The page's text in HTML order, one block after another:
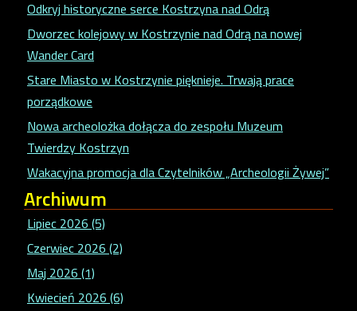
Odkryj historyczne serce Kostrzyna nad Odrą
Dworzec kolejowy w Kostrzynie nad Odrą na nowej
Wander Card
Stare Miasto w Kostrzynie pięknieje. Trwają prace
porządkowe
Nowa archeolożka dołącza do zespołu Muzeum
Twierdzy Kostrzyn
Wakacyjna promocja dla Czytelników „Archeologii Żywej”
Archiwum
Lipiec 2026 (5)
Czerwiec 2026 (2)
Maj 2026 (1)
Kwiecień 2026 (6)